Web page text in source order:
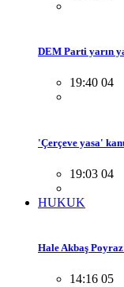
DEM Parti yarın
19:40 04
'Çerçeve yasa'
19:03 04
HUKUK
Hale Akbaş
14:16 05